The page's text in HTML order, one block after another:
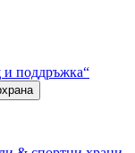
поддръжка“